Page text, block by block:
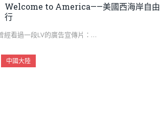
Welcome to America——美國西海岸自由
行
經看過一段LV的廣告宣傳片：…
中國大陸